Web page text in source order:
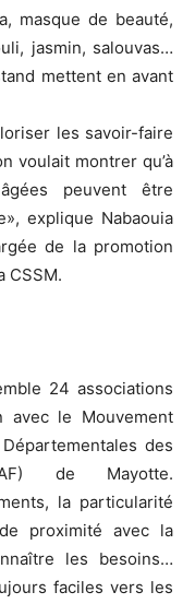
masque de beauté,
jasmin, salouvas…
mettent en avant
les savoir-faire
voulait montrer qu’à
peuvent être
explique Nabaouia
de la promotion
CSSM.
24 associations
avec le Mouvement
des
de Mayotte.
la particularité
proximité avec la
les besoins…
faciles vers les